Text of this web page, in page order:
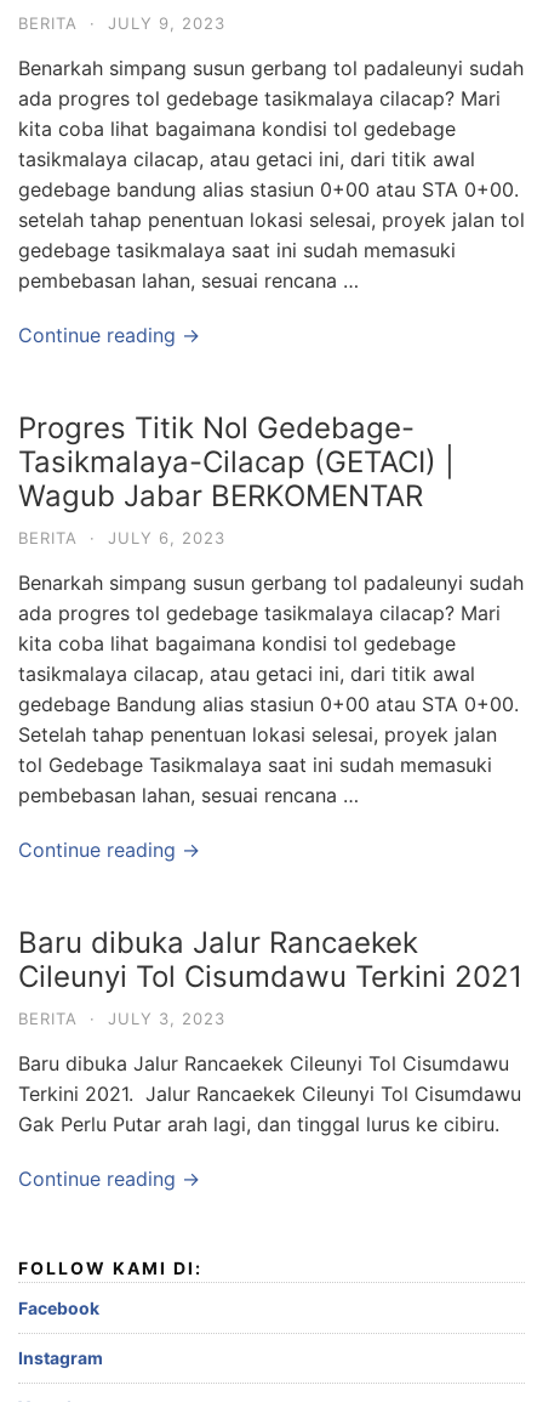
BERITA · JULY 9, 2023
Benarkah simpang susun gerbang tol padaleunyi sudah
ada progres tol gedebage tasikmalaya cilacap? Mari
kita coba lihat bagaimana kondisi tol gedebage
tasikmalaya cilacap, atau getaci ini, dari titik awal
gedebage bandung alias stasiun 0+00 atau STA 0+00.
setelah tahap penentuan lokasi selesai, proyek jalan tol
gedebage tasikmalaya saat ini sudah memasuki
pembebasan lahan, sesuai rencana …
Continue reading →
Progres Titik Nol Gedebage-
Tasikmalaya-Cilacap (GETACI) |
Wagub Jabar BERKOMENTAR
BERITA · JULY 6, 2023
Benarkah simpang susun gerbang tol padaleunyi sudah
ada progres tol gedebage tasikmalaya cilacap? Mari
kita coba lihat bagaimana kondisi tol gedebage
tasikmalaya cilacap, atau getaci ini, dari titik awal
gedebage Bandung alias stasiun 0+00 atau STA 0+00.
Setelah tahap penentuan lokasi selesai, proyek jalan
tol Gedebage Tasikmalaya saat ini sudah memasuki
pembebasan lahan, sesuai rencana …
Continue reading →
Baru dibuka Jalur Rancaekek
Cileunyi Tol Cisumdawu Terkini 2021
BERITA · JULY 3, 2023
Baru dibuka Jalur Rancaekek Cileunyi Tol Cisumdawu
Terkini 2021. Jalur Rancaekek Cileunyi Tol Cisumdawu
Gak Perlu Putar arah lagi, dan tinggal lurus ke cibiru.
Continue reading →
FOLLOW KAMI DI:
Facebook
Instagram